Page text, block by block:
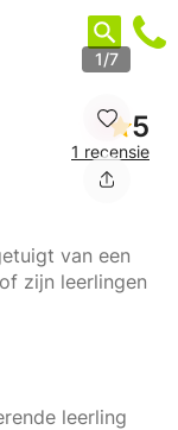
1/7
5
1 recensie
van een
zijn leerlingen
leerling